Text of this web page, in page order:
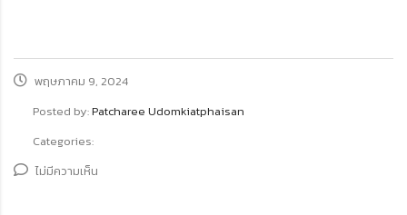
พฤษภาคม 9, 2024
Posted by:Patcharee Udomkiatphaisan
Categories:
ไม่มีความเห็น